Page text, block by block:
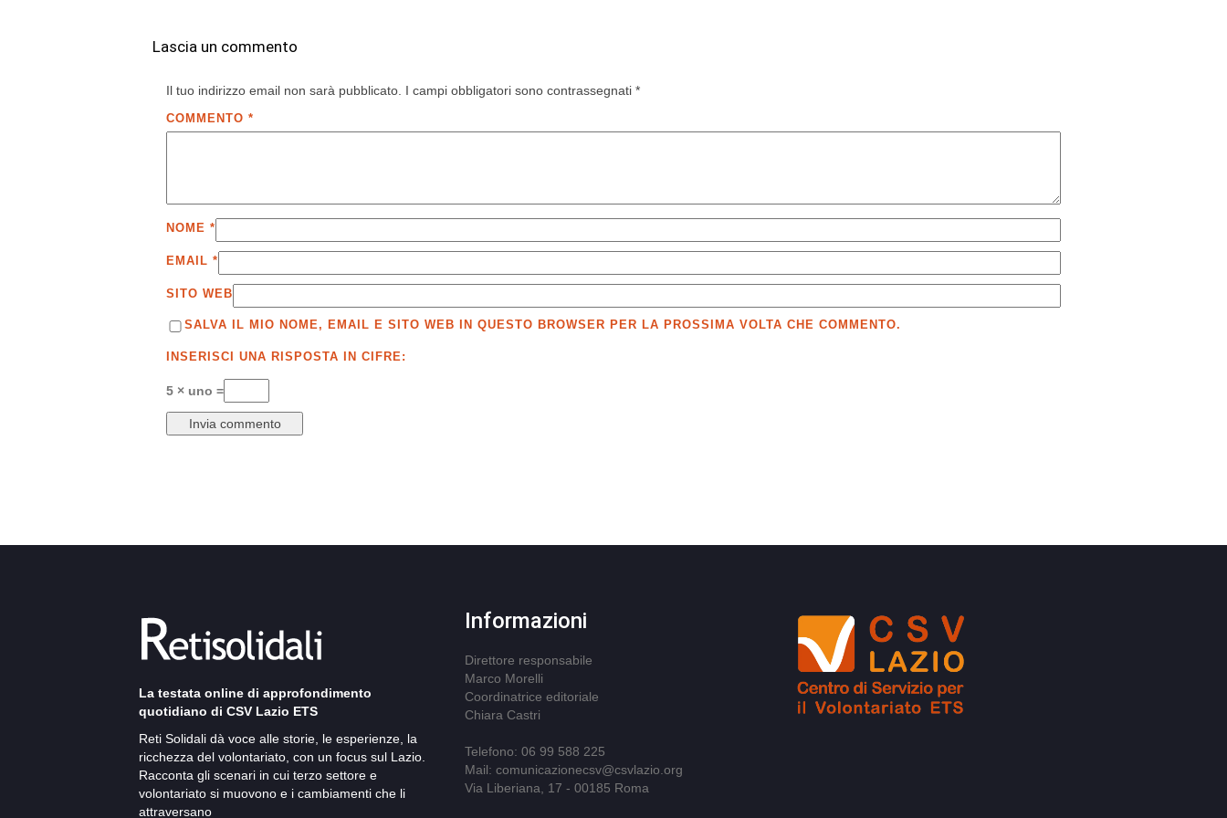
Lascia un commento
Il tuo indirizzo email non sarà pubblicato. I campi obbligatori sono contrassegnati *
COMMENTO *
NOME *
EMAIL *
SITO WEB
SALVA IL MIO NOME, EMAIL E SITO WEB IN QUESTO BROWSER PER LA PROSSIMA VOLTA CHE COMMENTO.
INSERISCI UNA RISPOSTA IN CIFRE:
5 × uno =
La testata online di approfondimento
quotidiano di CSV Lazio ETS
Reti Solidali dà voce alle storie, le esperienze, la
ricchezza del volontariato, con un focus sul Lazio.
Racconta gli scenari in cui terzo settore e
volontariato si muovono e i cambiamenti che li
attraversano
Informazioni
Direttore responsabile
Marco Morelli
Coordinatrice editoriale
Chiara Castri
Telefono: 06 99 588 225
Mail: comunicazionecsv@csvlazio.org
Via Liberiana, 17 - 00185 Roma